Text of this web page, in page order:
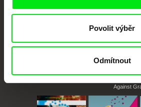
Povolit výběr
Odmítnout
Against